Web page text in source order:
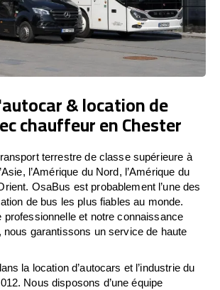
& location de
chauffeur en Chester
terrestre de classe supérieure à
l’Amérique du Nord, l’Amérique du
OsaBus est probablement l’une des
de bus les plus fiables au monde.
professionnelle et notre connaissance
nous garantissons un service de haute
la location d’autocars et l’industrie du
Nous disposons d’une équipe